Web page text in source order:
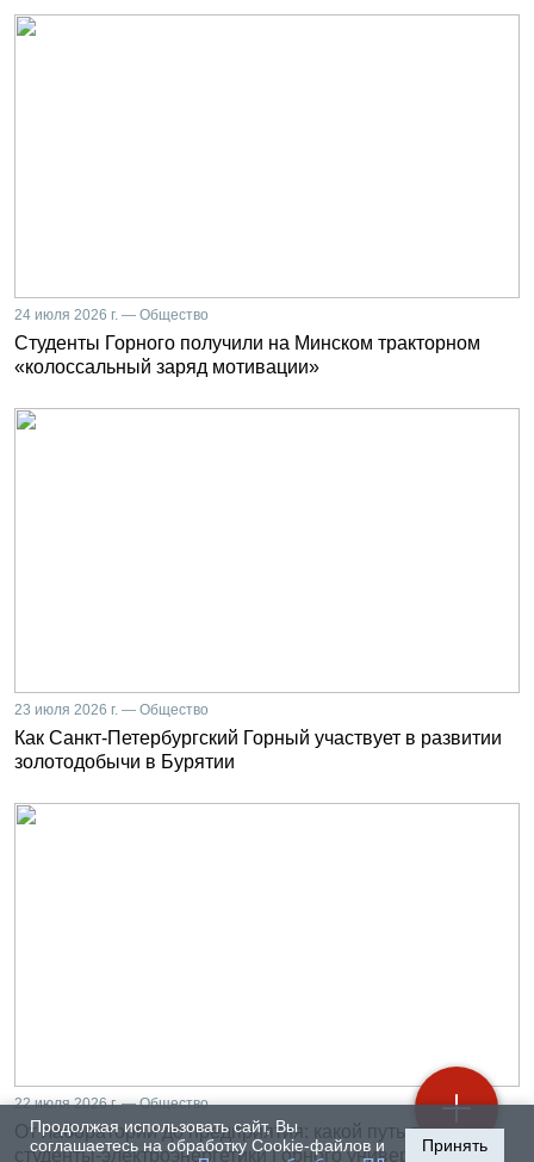
Продолжая использовать сайт, Вы
соглашаетесь на обработку Cookie-файлов и
Принять
24 июля 2026 г. — Общество
Студенты Горного получили на Минском тракторном
«колоссальный заряд мотивации»
23 июля 2026 г. — Общество
Как Санкт-Петербургский Горный участвует в развитии
золотодобычи в Бурятии
22 июля 2026 г. — Общество
От лаборатории до предприятия: какой путь проходят
студенты-электроэнергетики Горного университета